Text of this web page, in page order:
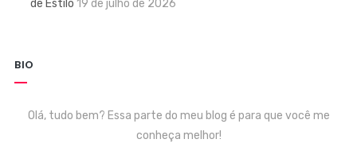
de Estilo 19 de julho de 2026
BIO
Olá, tudo bem? Essa parte do meu blog é para que você me
conheça melhor!